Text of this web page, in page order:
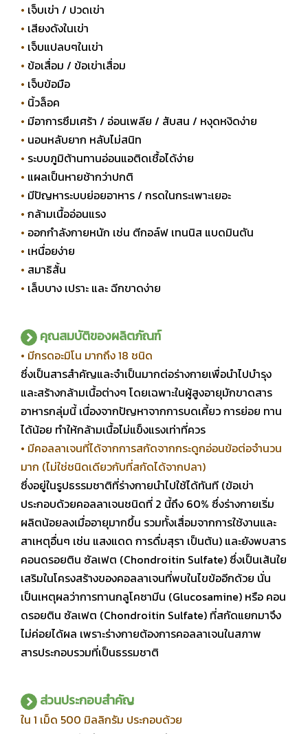
• เจ็บเข่า / ปวดเข่า
• เสียงดังในเข่า
• เจ็บแปลบๆในเข่า
• ข้อเสื่อม / ข้อเข่าเสื่อม
• เจ็บข้อมือ
• นิ้วล็อค
• มีอาการซึมเศร้า / อ่อนเพลีย / สับสน / หงุดหงิดง่าย
• นอนหลับยาก หลับไม่สนิท
• ระบบภูมิต้านทานอ่อนแอติดเชื้อได้ง่าย
• แผลเป็นหายช้ากว่าปกติ
• มีปัญหาระบบย่อยอาหาร / กรดในกระเพาะเยอะ
• กล้ามเนื้ออ่อนแรง
• ออกกำลังกายหนัก เช่น ตีกอล์ฟ เทนนิส แบดมินตัน
• เหนื่อยง่าย
• สมาธิสั้น
• เล็บบาง เปราะ และ ฉีกขาดง่าย
คุณสมบัติของผลิตภัณฑ์
• มีกรดอะมิโน มากถึง 18 ชนิด
ซึ่งเป็นสารสำคัญและจำเป็นมากต่อร่างกายเพื่อนำไปบำรุง
และสร้างกล้ามเนื้อต่างๆ โดยเฉพาะในผู้สูงอายุมักขาดสาร
อาหารกลุ่มนี้ เนื่องจากปัญหาจากการบดเคี้ยว การย่อย ทาน
ได้น้อย ทำให้กล้ามเนื้อไม่แข็งแรงเท่าที่ควร
• มีคอลลาเจนที่ได้จากการสกัดจากกระดูกอ่อนข้อต่อจำนวน
มาก (ไม่ใช่ชนิดเดียวกับที่สกัดได้จากปลา)
ซึ่งอยู่ในรูปธรรมชาติที่ร่างกายนำไปใช้ได้ทันที (ข้อเข่า
ประกอบด้วยคอลลาเจนชนิดที่ 2 นี้ถึง 60% ซึ่งร่างกายเริ่ม
ผลิตน้อยลงเมื่ออายุมากขึ้น รวมทั้งเสื่อมจากการใช้งานและ
สาเหตุอื่นๆ เช่น แสงแดด การดื่มสุรา เป็นต้น) และยังพบสาร
คอนดรอยติน ซัลเฟต (Chondroitin Sulfate) ซึ่งเป็นเส้นใย
เสริมในโครงสร้างของคอลลาเจนที่พบในไขข้ออีกด้วย นั่น
เป็นเหตุผลว่าการทานกลูโคซามีน (Glucosamine) หรือ คอน
ดรอยติน ซัลเฟต (Chondroitin Sulfate) ที่สกัดแยกมาจึง
ไม่ค่อยได้ผล เพราะร่างกายต้องการคอลลาเจนในสภาพ
สารประกอบรวมที่เป็นธรรมชาติ
ส่วนประกอบสำคัญ
ใน 1 เม็ด 500 มิลลิกรัม ประกอบด้วย